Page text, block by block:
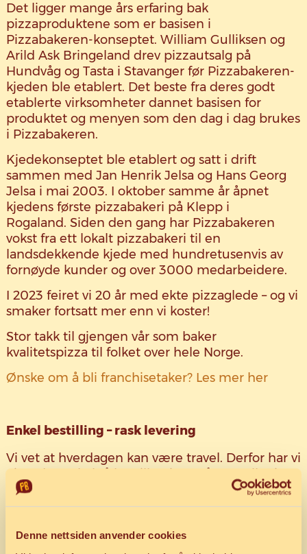
Denne nettsiden anvender cookies
Det ligger mange års erfaring bak
pizzaproduktene som er basisen i
Pizzabakeren-konseptet. William Gulliksen og
Arild Ask Bringeland drev pizzautsalg på
Hundvåg og Tasta i Stavanger før Pizzabakeren-
kjeden ble etablert. Det beste fra deres godt
etablerte virksomheter dannet basisen for
produktet og menyen som den dag i dag brukes
i Pizzabakeren.
Kjedekonseptet ble etablert og satt i drift
sammen med Jan Henrik Jelsa og Hans Georg
Jelsa i mai 2003. I oktober samme år åpnet
kjedens første pizzabakeri på Klepp i
Rogaland. Siden den gang har Pizzabakeren
vokst fra ett lokalt pizzabakeri til en
landsdekkende kjede med hundretusenvis av
fornøyde kunder og over 3000 medarbeidere.
I 2023 feiret vi 20 år med ekte pizzaglede – og vi
smaker fortsatt mer enn vi koster!
Stor takk til gjengen vår som baker
kvalitetspizza til folket over hele Norge.
Ønske om å bli franchisetaker? Les mer her
Enkel bestilling – rask levering
Vi vet at hverdagen kan være travel. Derfor har vi
gjort det enkelt å bestille pizza på nett eller i
appen vår.
bestem om du vil hente selv eller få den levert